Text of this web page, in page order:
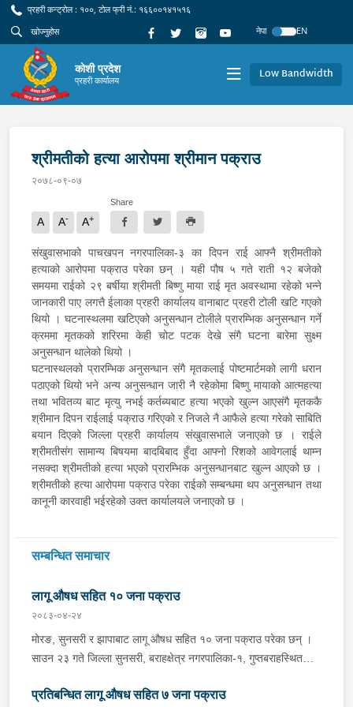
प्रहरी कन्ट्रोल : १००, टोल फ्री नं.: १६६००१४१५१६
नेपा
EN
कोशी प्रदेश
प्रहरी कार्यालय Low Bandwidth
श्रीमतीको हत्या आरोपमा श्रीमान पक्राउ
२०७८-०९-०७
A A- A+
Share
संखुवासभाको पाचखपन नगरपालिका-३ का दिपन राई आफ्नै श्रीमतीको
हत्याको आरोपमा पक्राउ परेका छन् । यही पौष ५ गते राती १२ बजेको
समयमा राईको २९ बर्षीया श्रीमती बिष्णु माया राई मृत अवस्थामा रहेको भन्ने
जानकारी पाए लगत्तै ईलाका प्रहरी कार्यालय वानाबाट प्रहरी टोली खटि गएको
थियो । घटनास्थलमा खटिएको अनुसन्धान टोलीले प्रारम्भिक अनुसन्धान गर्ने
क्रममा मृतकको शरिरमा केही चोट पटक देखे संगै घटना बारेमा सुक्ष्म
अनुसन्धान थालेको थियो ।
घटनास्थलको प्रारम्भिक अनुसन्धान संगै मृतकलाई पोष्टमार्टमको लागी धरान
पठाएको थियो भने अन्य अनुसन्धान जारी नै रहेकोमा बिष्णु मायाको आत्महत्या
तथा भवितव्य ‍बाट मृत्यु नभई कर्तब्यबाट हत्या भएको खुल्न आएसंगै मृतककै
श्रीमान दिपन राईलाई पक्राउ गरिएको र निजले नै आफैले हत्या गरेको साबिति
बयान दिएको जिल्ला प्रहरी कार्यालय संखुवासभाले जनाएको छ । राईले
श्रीमतीसंग सामान्य बिषयमा बादबिबाद हुँदा आफ्नो रिशको आवेगलाई थाम्न
नसक्दा श्रीमतीको हत्या भएको प्रारम्भिक अनुसन्धानबाट खुल्न आएको छ ।
श्रीमतीको हत्या आरोपमा पक्राउ परेका राईको सम्बन्धमा थप अनुसन्धान तथा
कानूनी कारवाही भईरहेको उक्त कार्यालयले जनाएको छ ।
सम्बन्धित समाचार
लागू औषध सहित १० जना पक्राउ
२०८३-०४-२४
मोरङ, सुनसरी र झापाबाट लागू औषध सहित १० जना पक्राउ परेका छन् ।
साउन २३ गते जिल्ला सुनसरी, बराहक्षेत्र नगरपालिका-१, गुप्तबराहस्थित
चतरातर्फ आउँदै गरेको प्र.१-०२-००२ च ४८५१ नम्बरको कार र को ११ प
प्रतिबन्धित लागू औषध सहित ७ जना पक्राउ